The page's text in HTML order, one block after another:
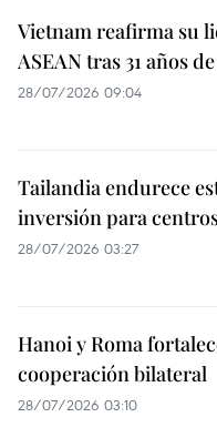
Vietnam reafirma su
ASEAN tras 31 años
28/07/2026 09:04
Tailandia endurece
inversión para
28/07/2026 03:27
Hanoi y Roma
cooperación bilateral
28/07/2026 03:10